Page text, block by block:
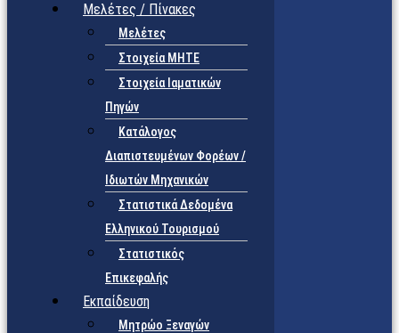
Μελέτες / Πίνακες
Μελέτες
Στοιχεία ΜΗΤΕ
Στοιχεία Ιαματικών
Πηγών
Κατάλογος
Διαπιστευμένων Φορέων /
Ιδιωτών Μηχανικών
Στατιστικά Δεδομένα
Ελληνικού Τουρισμού
Στατιστικός
Επικεφαλής
Εκπαίδευση
Μητρώο Ξεναγών